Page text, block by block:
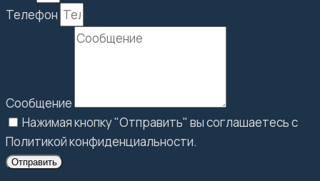
Телефон
Сообщение
Нажимая кнопку "Отправить" вы соглашаетесь с
Политикой конфиденциальности.
Отправить